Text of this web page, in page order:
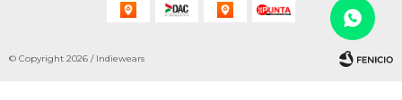
© Copyright 2026 / Indiewears